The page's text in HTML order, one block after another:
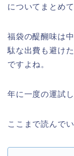
についてまとめて
福袋の醍醐味は
駄な出費も避け
ですよね。
年に一度の運試
ここまで読んで